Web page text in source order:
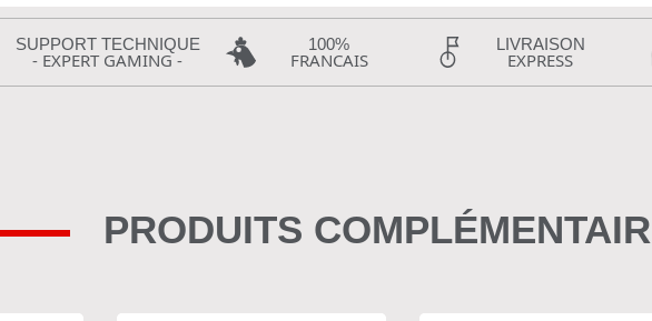
SUPPORT TECHNIQUE
- EXPERT GAMING -
100%
FRANCAIS
LIVRAISON
EXPRESS
PRODUITS